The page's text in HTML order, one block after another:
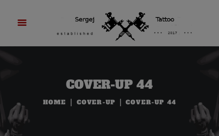
COVER-UP 44
HOME COVER-UP COVER-UP 44